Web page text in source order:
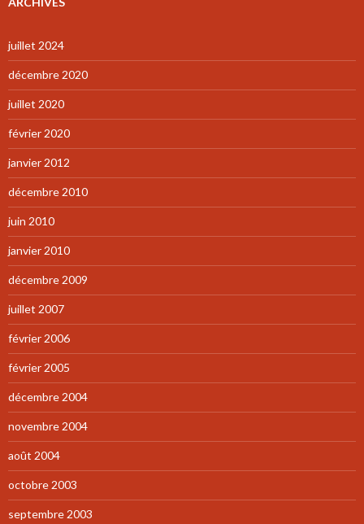
juillet 2024
décembre 2020
juillet 2020
février 2020
janvier 2012
décembre 2010
juin 2010
janvier 2010
décembre 2009
juillet 2007
février 2006
février 2005
décembre 2004
novembre 2004
août 2004
octobre 2003
septembre 2003